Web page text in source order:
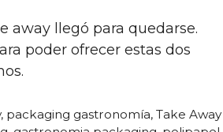
away llegó para quedarse.
poder ofrecer estas dos
, packaging gastronomía,Take Away